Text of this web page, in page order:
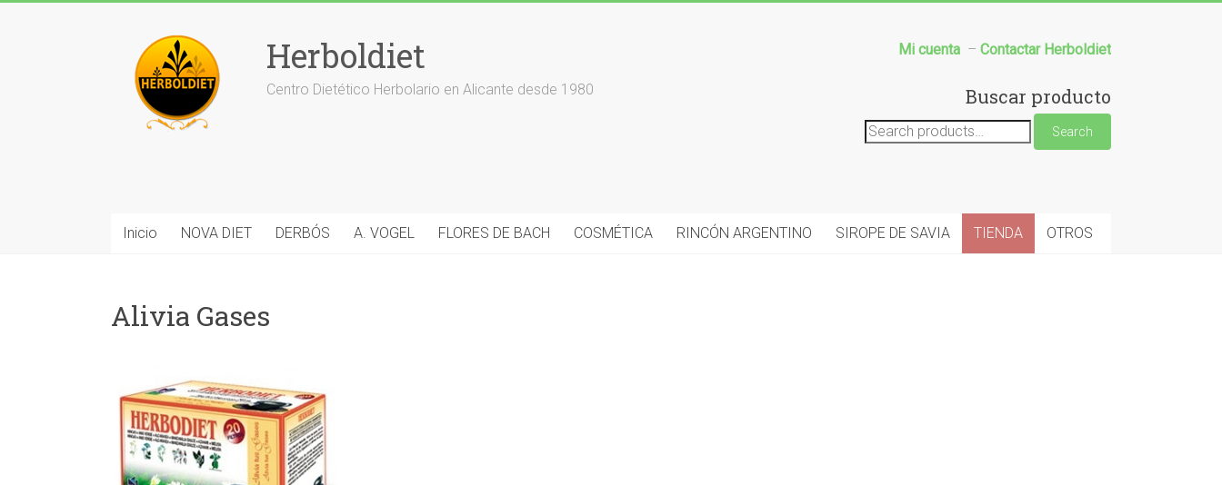
Herboldiet
Centro Dietético Herbolario en Alicante desde 1980
Mi cuenta – Contactar Herboldiet
Buscar producto
Search
for:
Search
Inicio NOVA DIET DERBÓS A. VOGEL FLORES DE BACH COSMÉTICA RINCÓN ARGENTINO SIROPE DE SAVIA TIENDA OTROS
Alivia Gases